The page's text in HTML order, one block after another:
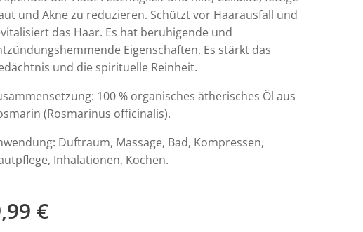
und Akne zu reduzieren. Schützt vor Haarausfall und
das Haar. Es hat beruhigende und
Eigenschaften. Es stärkt das
und die spirituelle Reinheit.
100 % organisches ätherisches Öl aus
(Rosmarinus officinalis).
Duftraum, Massage, Bad, Kompressen,
Inhalationen, Kochen.
€